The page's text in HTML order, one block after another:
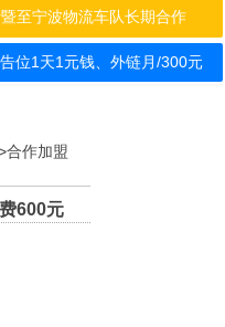
煌！
至宁波物流车队长期合作
位1天1元钱、外链月/300元
合作加盟
600元